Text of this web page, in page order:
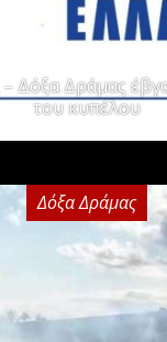
Δόξα Δράμας
του κυπέλου
Δόξα Δράμας